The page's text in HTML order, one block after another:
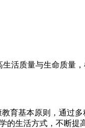
活质量与生命质量
育基本原则，通过
生活方式，不断